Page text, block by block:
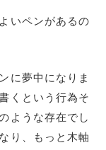
いペンがあるの
に夢中になりま
くという行為そ
ような存在でし
り、もっと木軸